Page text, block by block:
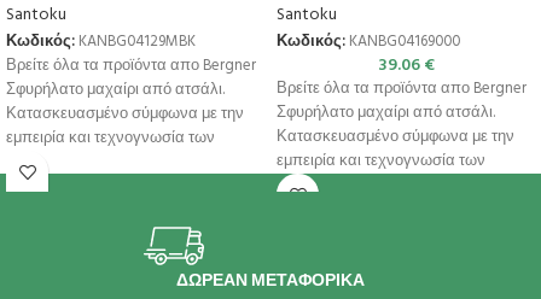
Santoku
Κωδικός: KANBG04129MBK
Βρείτε όλα τα προϊόντα απο Bergner
Σφυρήλατο μαχαίρι από ατσάλι.
Κατασκευασμένο σύμφωνα με την
εμπειρία και τεχνογνωσία των
Ιαπώνων μεταλουργών.
Santoku
Κωδικός: KANBG04169000
39.06€
Βρείτε όλα τα προϊόντα απο Bergner
Σφυρήλατο μαχαίρι από ατσάλι.
Κατασκευασμένο σύμφωνα με την
εμπειρία και τεχνογνωσία των
Ιαπώνων μεταλουργών.
ΔΩΡΕΑΝ ΜΕΤΑΦΟΡΙΚΑ